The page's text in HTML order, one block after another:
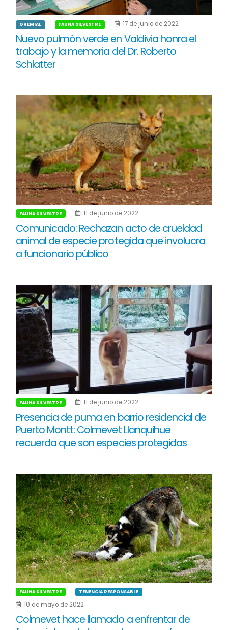
GREMIAL FAUNA SILVESTRE 17 de junio de 2022
Nuevo pulmón verde en Valdivia honra el
trabajo y la memoria del Dr. Roberto
Schlatter
FAUNA SILVESTRE 11 de junio de 2022
Comunicado: Rechazan acto de crueldad
animal de especie protegida que involucra
a funcionario público
FAUNA SILVESTRE 11 de junio de 2022
Presencia de puma en barrio residencial de
Puerto Montt: Colmevet Llanquihue
recuerda que son especies protegidas
FAUNA SILVESTRE TENENCIA RESPONSABLE
10 de mayo de 2022
Colmevet hace llamado a enfrentar de